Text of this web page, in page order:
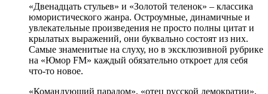
«Двенадцать стульев» и «Золотой теленок» – классика
юмористического жанра. Остроумные, динамичные и
увлекательные произведения не просто полны цитат и
крылатых выражений, они буквально состоят из них.
Самые знаменитые на слуху, но в эксклюзивной рубрике
на «Юмор FM» каждый обязательно откроет для себя
что-то новое.
«Командующий парадом», «отец русской демократии»,